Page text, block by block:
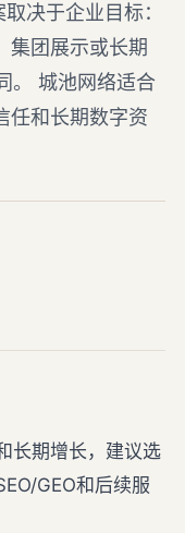
决于企业目标：
集团展示或长期
。 城池网络适合
任和长期数字资
长期增长，建议选
GEO和后续服